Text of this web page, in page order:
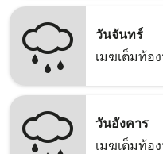
วันจันทร์
เมฆเต็มท้อ
วันอังคาร
เมฆเต็มท้อ